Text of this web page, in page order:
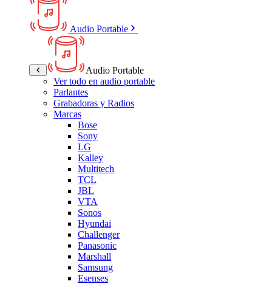
Audio Portable
Audio Portable
Ver todo en audio portable
Parlantes
Grabadoras y Radios
Marcas
Bose
Sony
LG
Kalley
Multitech
TCL
JBL
VTA
Sonos
Hyundai
Challenger
Panasonic
Marshall
Samsung
Esenses